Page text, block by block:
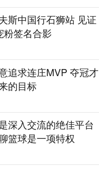
斯中国行石狮站 见证
粉签名合影
追求连庄MVP 夺冠才
的目标
深入交流的绝佳平台
篮球是一项特权